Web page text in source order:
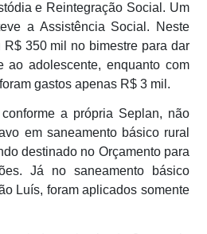
e Reintegração Social. Um
a Assistência Social. Neste
350 mil no bimestre para dar
ao adolescente, enquanto com
gastos apenas R$ 3 mil.
a própria Seplan, não
em saneamento básico rural
destinado no Orçamento para
Já no saneamento básico
Luís, foram aplicados somente